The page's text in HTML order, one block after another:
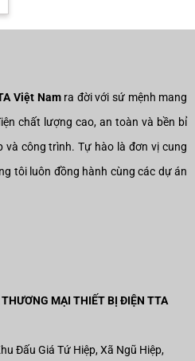
Việt Namra đời với sứ mệnh mang
chất lượng cao, an toàn và bền bỉ
và công trình. Tự hào là đơn vị cung
tôi luôn đồng hành cùng các dự án
MẠI THIẾT BỊ ĐIỆN TTA
Đấu Giá Tứ Hiệp, Xã Ngũ Hiệp,